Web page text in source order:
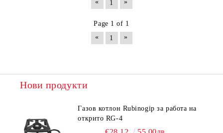
« 1 »
Page 1 of 1
«
1 »
Нови продукти
Газов котлон Rubinogip за работа на
открито RG-4